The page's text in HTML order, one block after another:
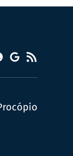
Google
News
RSS